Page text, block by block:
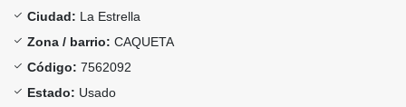
Ciudad: La Estrella
Zona / barrio: CAQUETA
Código: 7562092
Estado: Usado